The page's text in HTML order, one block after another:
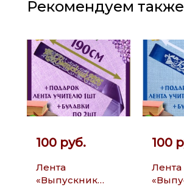
Рекомендуем также
100 руб.
Лента
«Выпускник
100
Лента